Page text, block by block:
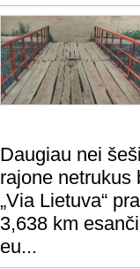
Daugiau nei
rajone netrukus
„Via Lietuva“
3,638 km
eu...